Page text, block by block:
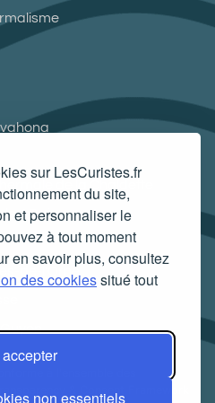
sur LesCuristes.fr
du site,
et personnaliser le
à tout moment
en savoir plus, consultez
des cookiessitué tout
non essentiels
les-Bains
de-l'Orne
à l'ensemble des
& Consent Framework